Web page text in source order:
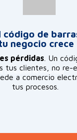
Declaración de Privacidad
código de
negocio crece
pérdidas . Un
tus clientes, no re-
a comercio
tus procesos.